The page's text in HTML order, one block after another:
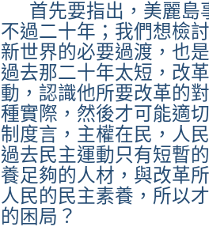
首先要指出，美麗島
不過二十年；我們想檢
新世界的必要過渡，也
過去那二十年太短，改
動，認識他所要改革的
種實際，然後才可能適
制度言，主權在民，人
過去民主運動只有短暫
養足夠的人材，與改革
人民的民主素養，所以
的困局？